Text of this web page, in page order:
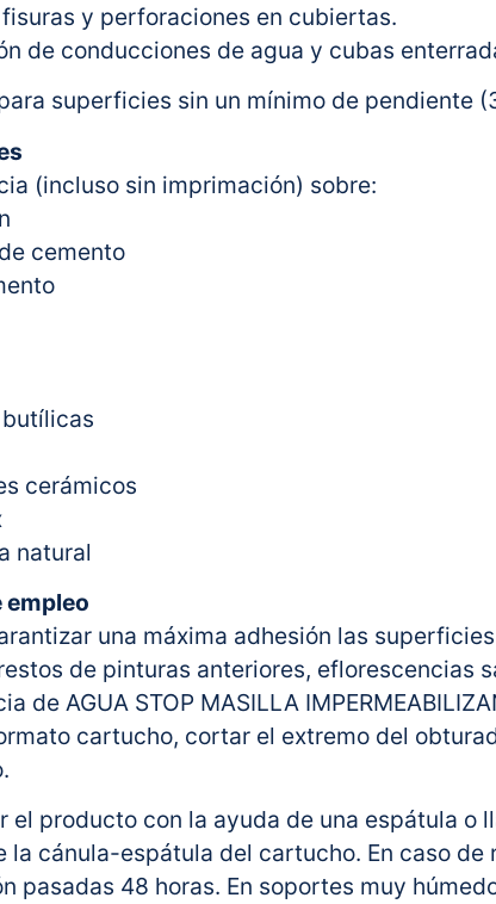
y perforaciones en cubiertas.
de conducciones de agua y cubas
superficies sin un mínimo de pendiente
(incluso sin imprimación) sobre:
cemento
cerámicos
natural
empleo
una máxima adhesión las
de pinturas anteriores, eflorescencias
de AGUA STOP MASILLA
cartucho, cortar el extremo del
el producto con la ayuda de una espátula
la cánula-espátula del cartucho. En caso
pasadas 48 horas. En soportes muy